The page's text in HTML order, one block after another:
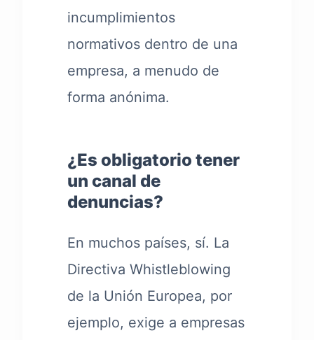
incumplimientos
normativos dentro de una
empresa, a menudo de
forma anónima.
¿Es obligatorio tener
un canal de
denuncias?
En muchos países, sí. La
Directiva Whistleblowing
de la Unión Europea, por
ejemplo, exige a empresas